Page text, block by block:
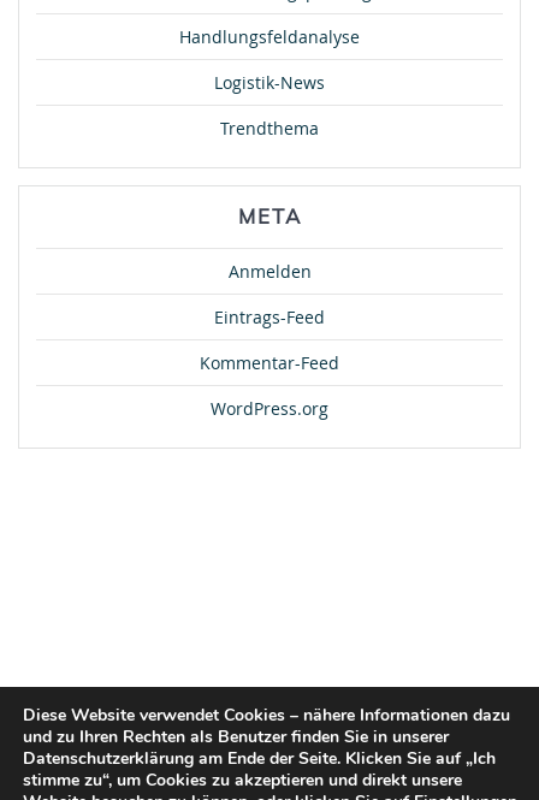
Handlungsfeldanalyse
Logistik-News
Trendthema
META
Anmelden
Eintrags-Feed
Kommentar-Feed
WordPress.org
Diese Website verwendet Cookies – nähere Informationen dazu
und zu Ihren Rechten als Benutzer finden Sie in unserer
Datenschutzerklärung am Ende der Seite. Klicken Sie auf „Ich
stimme zu“, um Cookies zu akzeptieren und direkt unsere